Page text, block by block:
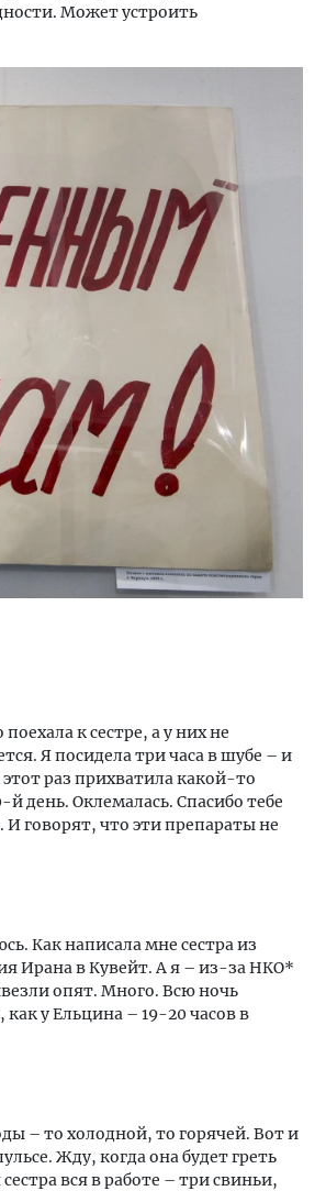
Может устроить
к сестре, а у них не
Я посидела три часа в шубе – и
раз прихватила какой-то
день. Оклемалась. Спасибо тебе
И говорят, что эти препараты не
Как написала мне сестра из
Ирана в Кувейт. А я – из-за НКО*
опят. Много. Всю ночь
как у Ельцина – 19-20 часов в
– то холодной, то горячей. Вот и
Жду, когда она будет греть
вся в работе – три свиньи,